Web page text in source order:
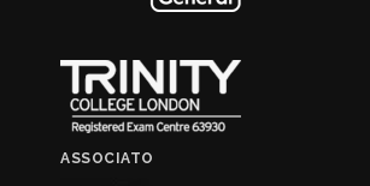
ASSOCIATO